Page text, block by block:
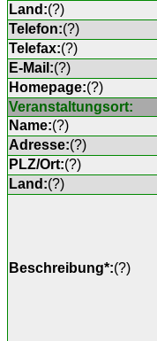
Land:(?)
Telefon:(?)
Telefax:(?)
E-Mail:(?)
Homepage:(?)
Veranstaltungsort:
Name:(?)
Adresse:(?)
PLZ/Ort:(?)
Land:(?)
Beschreibung*:(?)